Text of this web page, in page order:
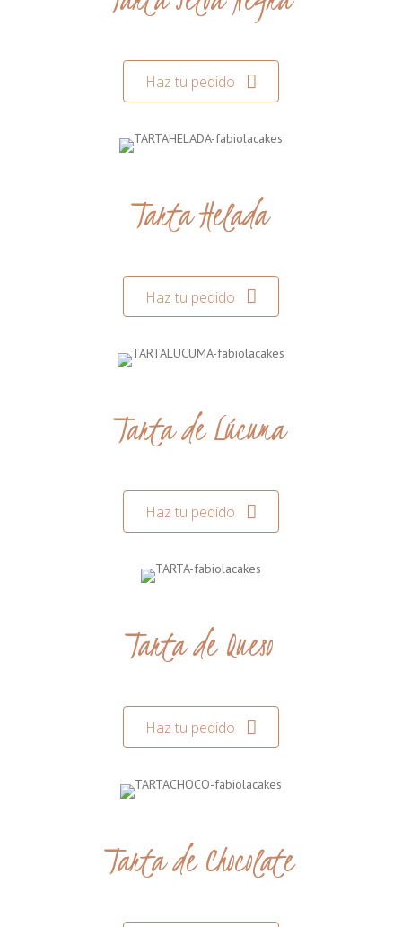
Haz tu pedido
Tarta Helada
Haz tu pedido
Tarta de Lúcuma
Haz tu pedido
Tarta de Queso
Haz tu pedido
Tarta de Chocolate